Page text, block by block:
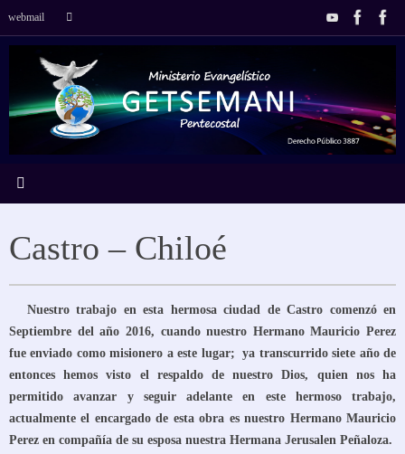
Saltar
webmail Buscar
Castro – Chiloé
Nuestro trabajo en esta hermosa ciudad de Castro comenzó en
Septiembre del año 2016, cuando nuestro Hermano Mauricio Perez
fue enviado como misionero a este lugar; ya transcurrido siete año de
entonces hemos visto el respaldo de nuestro Dios, quien nos ha
permitido avanzar y seguir adelante en este hermoso trabajo,
actualmente el encargado de esta obra es nuestro Hermano Mauricio
Perez en compañía de su esposa nuestra Hermana Jerusalen Peñaloza.